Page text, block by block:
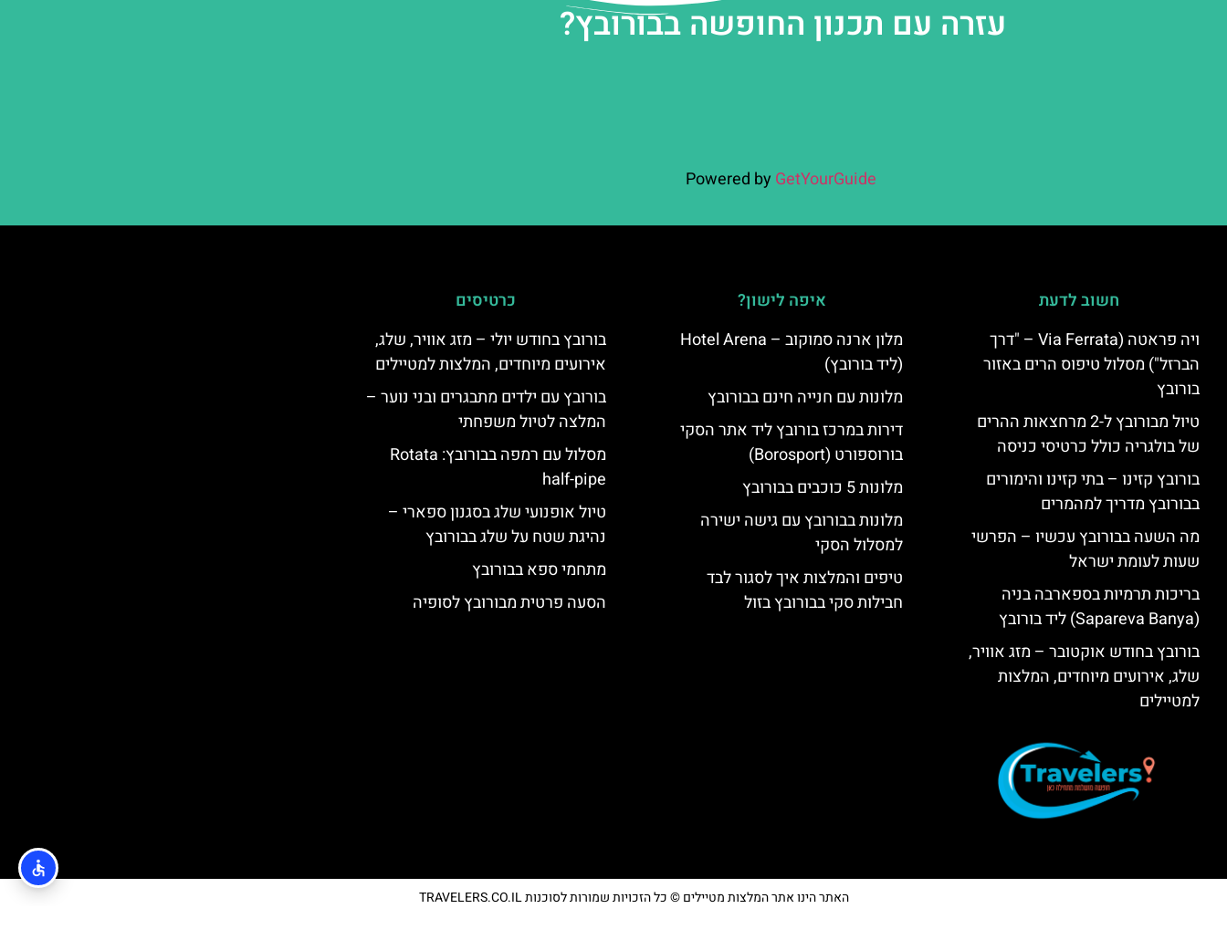
עזרה עם תכנון החופשה בבורובץ?
Powered by GetYourGuide
חשוב לדעת
ויה פראטה (Via Ferrata – "דרך
הברזל") מסלול טיפוס הרים באזור
בורובץ
טיול מבורובץ ל-2 מרחצאות ההרים
של בולגריה כולל כרטיסי כניסה
בורובץ קזינו – בתי קזינו והימורים
בבורובץ מדריך למהמרים
מה השעה בבורובץ עכשיו – הפרשי
שעות לעומת ישראל
בריכות תרמיות בספארבה בניה
(Sapareva Banya) ליד בורובץ
בורובץ בחודש אוקטובר – מזג אוויר,
שלג, אירועים מיוחדים, המלצות
למטיילים
איפה לישון?
מלון ארנה סמוקוב – Hotel Arena
(ליד בורובץ)
מלונות עם חנייה חינם בבורובץ
דירות במרכז בורובץ ליד אתר הסקי
בורוספורט (Borosport)
מלונות 5 כוכבים בבורובץ
מלונות בבורובץ עם גישה ישירה
למסלול הסקי
טיפים והמלצות איך לסגור לבד
חבילות סקי בבורובץ בזול
כרטיסים
בורובץ בחודש יולי – מזג אוויר, שלג,
אירועים מיוחדים, המלצות למטיילים
בורובץ עם ילדים מתבגרים ובני נוער –
המלצה לטיול משפחתי
מסלול עם רמפה בבורובץ: Rotata
half-pipe
טיול אופנועי שלג בסגנון ספארי –
נהיגת שטח על שלג בבורובץ
מתחמי ספא בבורובץ
הסעה פרטית מבורובץ לסופיה
האתר הינו אתר המלצות מטיילים © כל הזכויות שמורות לסוכנות TRAVELERS.CO.IL